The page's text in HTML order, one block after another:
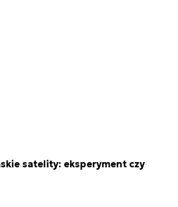
satelity: eksperyment czy